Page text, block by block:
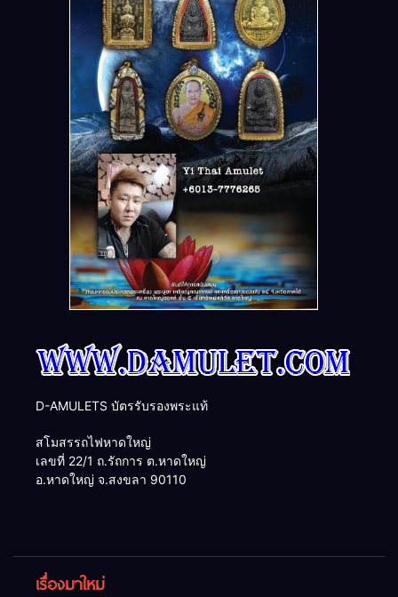
D-AMULETS บัตรรับรองพระแท้
สโมสรรถไฟหาดใหญ่
เลขที่ 22/1 ถ.รัถการ ต.หาดใหญ่
อ.หาดใหญ่ จ.สงขลา 90110
เรื่องมาใหม่